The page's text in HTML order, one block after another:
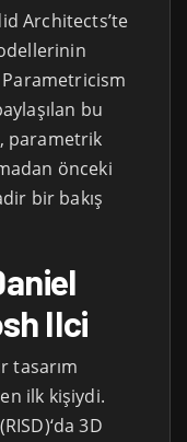
Architects’te
Parametricism
bu
parametrik
önceki
bir bakış
IIci
tasarım
ilk kişiydi.
3D